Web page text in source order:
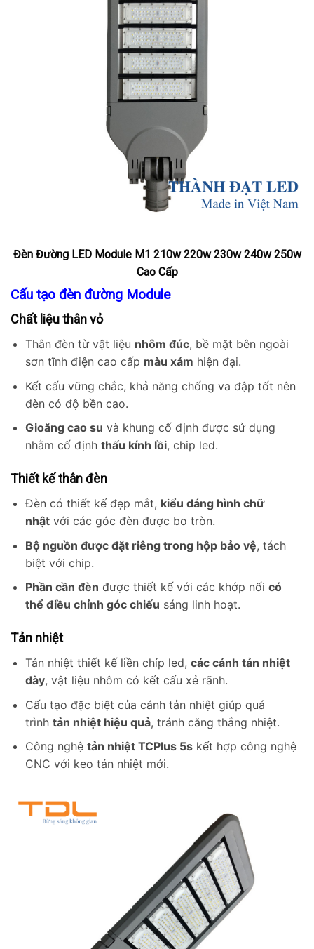
Đèn Đường LED Module M1 210w 220w 230w 240w 250w
Cao Cấp
Cấu tạo đèn đường Module
Chất liệu thân vỏ
Thân đèn từ vật liệu nhôm đúc, bề mặt bên ngoài
sơn tĩnh điện cao cấp màu xám hiện đại.
Kết cấu vững chắc, khả năng chống va đập tốt nên
đèn có độ bền cao.
Gioăng cao su và khung cố định được sử dụng
nhằm cố định thấu kính lồi, chip led.
Thiết kế thân đèn
Đèn có thiết kế đẹp mắt, kiểu dáng hình chữ
nhậtvới các góc đèn được bo tròn.
Bộ nguồn được đặt riêng trong hộp bảo vệ, tách
biệt với chip.
Phần cần đèn được thiết kế với các khớp nối có
thể điều chỉnh góc chiếu sáng linh hoạt.
Tản nhiệt
Tản nhiệt thiết kế liền chíp led, các cánh tản nhiệt
dày, vật liệu nhôm có kết cấu xẻ rãnh.
Cấu tạo đặc biệt của cánh tản nhiệt giúp quá
trình tản nhiệt hiệu quả, tránh căng thẳng nhiệt.
Công nghệ tản nhiệt TCPlus 5skết hợp công nghệ
CNC với keo tản nhiệt mới.